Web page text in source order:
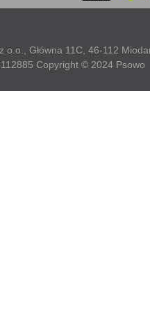
o.o., Główna 11C, 46-112
Copyright © 2024 Psowo